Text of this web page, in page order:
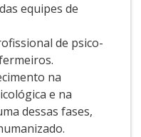
equipes de
de psico-
na
e na
dessas fases,